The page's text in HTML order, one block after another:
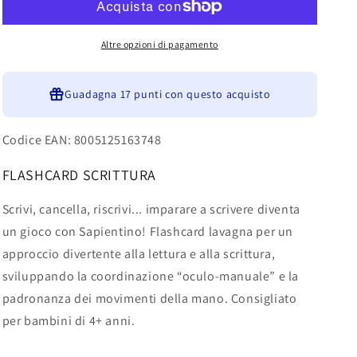
e
scrivi
e
disegna
Altre opzioni di pagamento
Guadagna 17 punti con questo acquisto
Codice EAN: 8005125163748
FLASHCARD SCRITTURA
Scrivi, cancella, riscrivi... imparare a scrivere diventa
un gioco con Sapientino! Flashcard lavagna per un
approccio divertente alla lettura e alla scrittura,
sviluppando la coordinazione “oculo-manuale” e la
padronanza dei movimenti della mano. Consigliato
per bambini di 4+ anni.